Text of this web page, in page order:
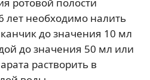
ротовой полости
лет необходимо налить
до значения 10 мл
до значения 50 мл или
растворить в